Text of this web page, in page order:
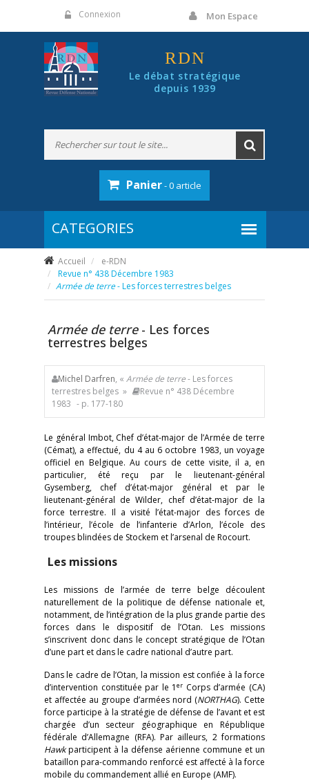
Connexion Mon Espace
RDN
Le débat stratégique
depuis 1939
Panier- 0 article
Accueil
e-RDN
Revue n° 438 Décembre 1983
Armée de terre- Les forces terrestres belges
Armée de terre- Les forces
terrestres belges
Michel Darfren, « Armée de terre- Les forces
terrestres belges »
Revue n° 438 Décembre
1983 - p. 177-180
Le général Imbot, Chef d’état-major de l’Armée de terre
(Cémat), a effectué, du 4 au 6 octobre 1983, un voyage
officiel en Belgique. Au cours de cette visite, il a, en
particulier, été reçu par le lieutenant-général
Gysemberg, chef d’état-major général et par le
lieutenant-général de Wilder, chef d’état-major de la
force terrestre. Il a visité l’état-major des forces de
l’intérieur, l’école de l’infanterie d’Arlon, l’école des
troupes blindées de Stockem et l’arsenal de Rocourt.
Les missions
Les missions de l’armée de terre belge découlent
naturellement de la politique de défense nationale et,
notamment, de l’intégration de la plus grande partie des
forces dans le dispositif de l’Otan. Les missions
s’inscrivent donc dans le concept stratégique de l’Otan
d’une part et dans le cadre national d’autre part.
Dans le cadre de l’Otan, la mission est confiée à la force
d’intervention constituée par le 1er Corps d’armée (CA)
et affectée au groupe d’armées nord (NORTHAG). Cette
force participe à la stratégie de défense de l’avant et est
chargée d’un secteur géographique en République
fédérale d’Allemagne (RFA). Par ailleurs, 2 formations
Hawkparticipent à la défense aérienne commune et un
bataillon para-commando renforcé est affecté à la force
mobile du commandement allié en Europe (AMF).